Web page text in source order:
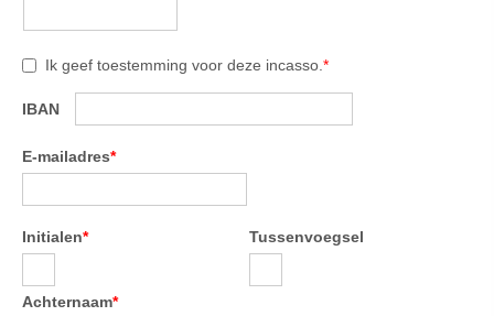
Ik geef toestemming voor deze incasso. *
IBAN
E-mailadres*
Initialen* Tussenvoegsel
Achternaam*